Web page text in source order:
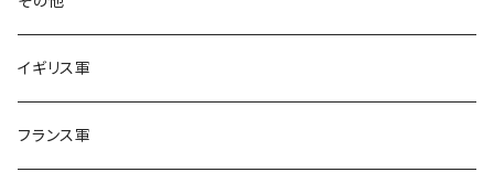
イギリス軍
フランス軍